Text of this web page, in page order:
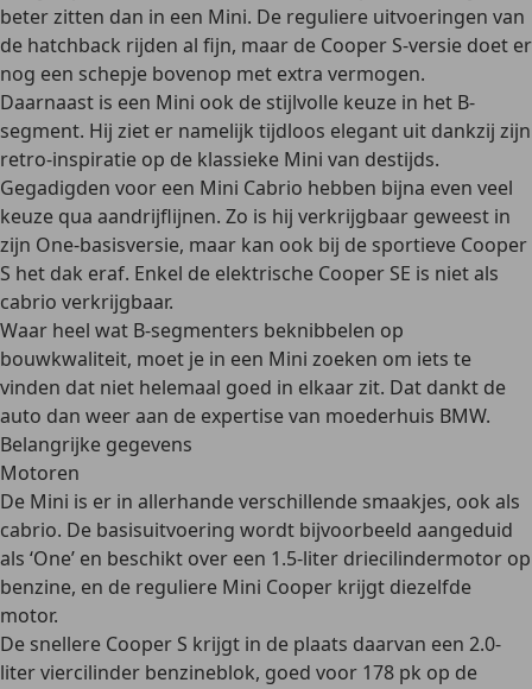
beter zitten dan in een Mini. De reguliere uitvoeringen van
de hatchback rijden al fijn, maar de Cooper S-versie doet er
nog een schepje bovenop met extra vermogen.
Daarnaast is een Mini ook de stijlvolle keuze in het B-
segment. Hij ziet er namelijk tijdloos elegant uit dankzij zijn
retro-inspiratie op de klassieke Mini van destijds.
Gegadigden voor een Mini Cabrio hebben bijna even veel
keuze qua aandrijflijnen. Zo is hij verkrijgbaar geweest in
zijn One-basisversie, maar kan ook bij de sportieve Cooper
S het dak eraf. Enkel de elektrische Cooper SE is niet als
cabrio verkrijgbaar.
Waar heel wat B-segmenters beknibbelen op
bouwkwaliteit, moet je in een Mini zoeken om iets te
vinden dat niet helemaal goed in elkaar zit. Dat dankt de
auto dan weer aan de expertise van moederhuis BMW.
Belangrijke gegevens
Motoren
De Mini is er in allerhande verschillende smaakjes, ook als
cabrio. De basisuitvoering wordt bijvoorbeeld aangeduid
als ‘One’ en beschikt over een 1.5-liter driecilindermotor op
benzine, en de reguliere Mini Cooper krijgt diezelfde
motor.
De snellere Cooper S krijgt in de plaats daarvan een 2.0-
liter viercilinder benzineblok, goed voor 178 pk op de